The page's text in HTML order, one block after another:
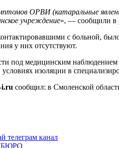
ОРВИ (катаральные
учреждение», — сообщили в
с больной,
у них отсутствуют.
под медицинским
изоляции в
i.ru сообщил: в Смоленской
телеграм канал